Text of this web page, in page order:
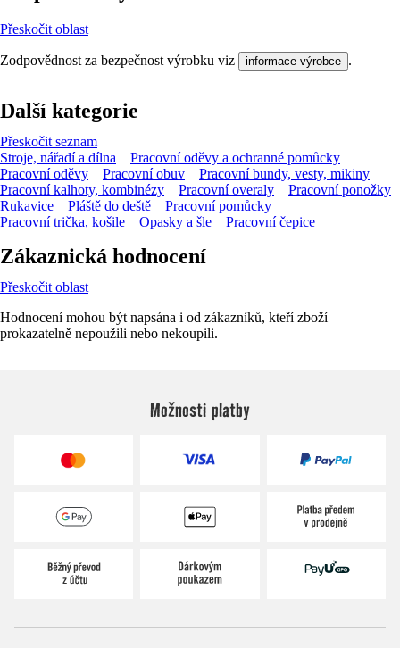
Přeskočit oblast
Zodpovědnost za bezpečnost výrobku viz informace výrobce .
Další kategorie
Přeskočit seznam
Stroje, nářadí a dílna
Pracovní oděvy a ochranné pomůcky
Pracovní oděvy
Pracovní obuv
Pracovní bundy, vesty, mikiny
Pracovní kalhoty, kombinézy
Pracovní overaly
Pracovní ponožky
Rukavice
Pláště do deště
Pracovní pomůcky
Pracovní trička, košile
Opasky a šle Pracovní čepice
Zákaznická hodnocení
Přeskočit oblast
Hodnocení mohou být napsána i od zákazníků, kteří zboží
prokazatelně nepoužili nebo nekoupili.
Možnosti platby